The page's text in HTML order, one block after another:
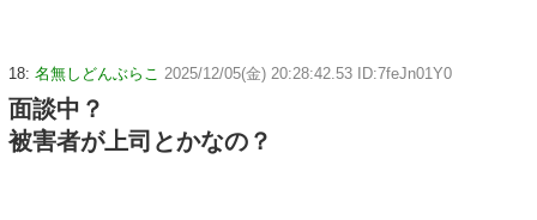
18: 名無しどんぶらこ 2025/12/05(金) 20:28:42.53 ID:7feJn01Y0
面談中？
被害者が上司とかなの？